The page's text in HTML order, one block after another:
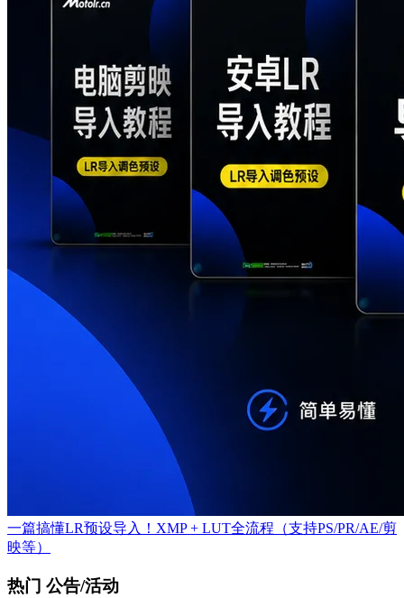
一篇搞懂LR预设导入！XMP + LUT全流程（支持PS/PR/AE/剪
映等）
热门 公告/活动